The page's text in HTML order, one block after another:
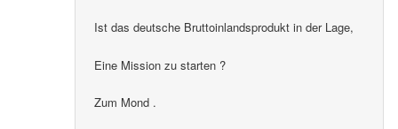
Ist das deutsche Bruttoinlandsprodukt in der Lage,
Eine Mission zu starten ?
Zum Mond .